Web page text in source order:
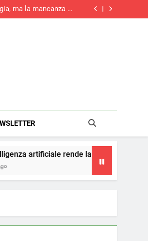
competenze
la maggiore crescita
ordini di quest’anno
economica
la maggiore crescita
economica
la pubblicità più accessibile